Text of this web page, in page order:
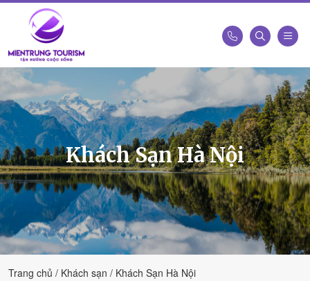
Công
Ty
Du
Lịch
Kết
Nối
Di
Sản
Trung
-
Miền
Trung
Khách Sạn Hà Nội
Trang chủ Khách sạn Khách Sạn Hà Nội